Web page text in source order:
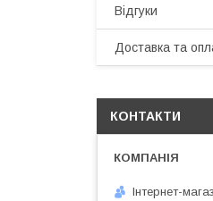
Відгуки
Доставка та
КОНТАКТИ
Інтернет-